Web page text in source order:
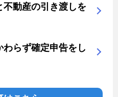
動産の引き渡しを
らず確定申告をし